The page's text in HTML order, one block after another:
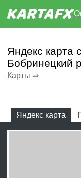
Яндекс карта
Бобринецкий
Карты ⇒
Яндекс карта